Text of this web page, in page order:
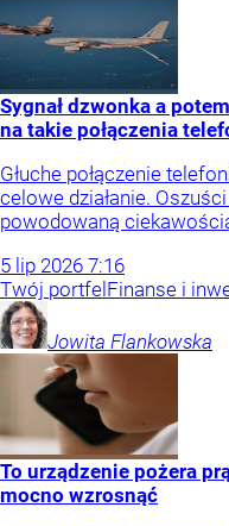
Sygnał dzwonka a
na takie połączenia
Głuche połączenie
celowe działanie.
powodowaną
5 lip 2026 7:16
Twój portfel Finanse i
Jowita Flankowska
To urządzenie pożera
mocno wzrosnąć